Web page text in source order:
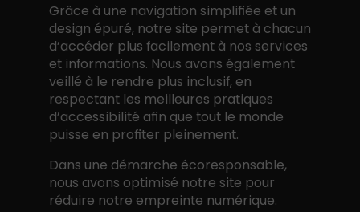
Grâce à une navigation simplifiée et un
design épuré, notre site permet à chacun
d’accéder plus facilement à nos services
et informations. Nous avons également
veillé à le rendre plus inclusif, en
respectant les meilleures pratiques
d’accessibilité afin que tout le monde
puisse en profiter pleinement.
Dans une démarche écoresponsable,
nous avons optimisé notre site pour
réduire notre empreinte numérique.